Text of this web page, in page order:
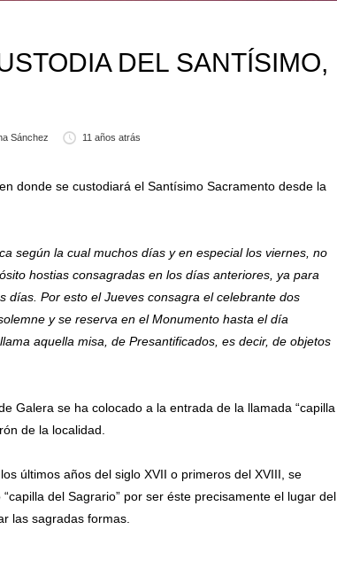
DEL SANTÍSIMO,
Sánchez 11 años atrás
donde se custodiará el Santísimo Sacramento desde la
según la cual muchos días y en especial los viernes, no
hostias consagradas en los días anteriores, ya para
días. Por esto el Jueves consagra el celebrante dos
y se reserva en el Monumento hasta el día
aquella misa, de Presantificados, es decir, de objetos
Galera se ha colocado a la entrada de la llamada “capilla
de la localidad.
últimos años del siglo XVII o primeros del XVIII, se
del Sagrario” por ser éste precisamente el lugar del
las sagradas formas.